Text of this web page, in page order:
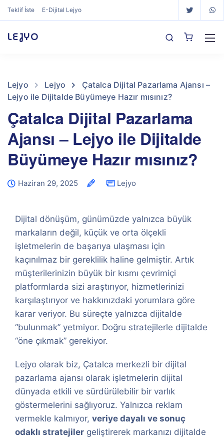
Teklif İste E-Dijital Lejyo
LEJYO
Lejyo Lejyo
Çatalca Dijital Pazarlama Ajansı –
Lejyo ile Dijitalde Büyümeye Hazır mısınız?
Çatalca Dijital Pazarlama
Ajansı – Lejyo ile Dijitalde
Büyümeye Hazır mısınız?
Haziran 29, 2025 Lejyo
Dijital dönüşüm, günümüzde yalnızca büyük
markaların değil, küçük ve orta ölçekli
işletmelerin de başarıya ulaşması için
kaçınılmaz bir gereklilik haline gelmiştir. Artık
müşterilerinizin büyük bir kısmı çevrimiçi
platformlarda sizi araştırıyor, hizmetlerinizi
karşılaştırıyor ve hakkınızdaki yorumlara göre
karar veriyor. Bu süreçte yalnızca dijitalde
“bulunmak” yetmiyor. Doğru stratejilerle dijitalde
“öne çıkmak” gerekiyor.
Lejyo olarak biz, Çatalca merkezli bir dijital
pazarlama ajansı olarak işletmelerin dijital
dünyada etkili ve sürdürülebilir bir varlık
göstermelerini sağlıyoruz. Yalnızca reklam
vermekle kalmıyor, veriye dayalı ve sonuç
odaklı stratejiler geliştirerek markanızı dijitalde